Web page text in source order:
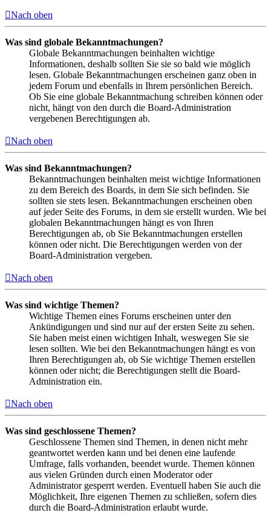
Nach oben
Was sind globale Bekanntmachungen?
Globale Bekanntmachungen beinhalten wichtige
Informationen, deshalb sollten Sie sie so bald wie möglich
lesen. Globale Bekanntmachungen erscheinen ganz oben in
jedem Forum und ebenfalls in Ihrem persönlichen Bereich.
Ob Sie eine globale Bekanntmachung schreiben können oder
nicht, hängt von den durch die Board-Administration
vergebenen Berechtigungen ab.
Nach oben
Was sind Bekanntmachungen?
Bekanntmachungen beinhalten meist wichtige Informationen
zu dem Bereich des Boards, in dem Sie sich befinden. Sie
sollten sie stets lesen. Bekanntmachungen erscheinen oben
auf jeder Seite des Forums, in dem sie erstellt wurden. Wie bei
globalen Bekanntmachungen hängt es von Ihren
Berechtigungen ab, ob Sie Bekanntmachungen erstellen
können oder nicht. Die Berechtigungen werden von der
Board-Administration vergeben.
Nach oben
Was sind wichtige Themen?
Wichtige Themen eines Forums erscheinen unter den
Ankündigungen und sind nur auf der ersten Seite zu sehen.
Sie haben meist einen wichtigen Inhalt, weswegen Sie sie
lesen sollten. Wie bei den Bekanntmachungen hängt es von
Ihren Berechtigungen ab, ob Sie wichtige Themen erstellen
können oder nicht; die Berechtigungen stellt die Board-
Administration ein.
Nach oben
Was sind geschlossene Themen?
Geschlossene Themen sind Themen, in denen nicht mehr
geantwortet werden kann und bei denen eine laufende
Umfrage, falls vorhanden, beendet wurde. Themen können
aus vielen Gründen durch einen Moderator oder
Administrator gesperrt werden. Eventuell haben Sie auch die
Möglichkeit, Ihre eigenen Themen zu schließen, sofern dies
durch die Board-Administration erlaubt wurde.